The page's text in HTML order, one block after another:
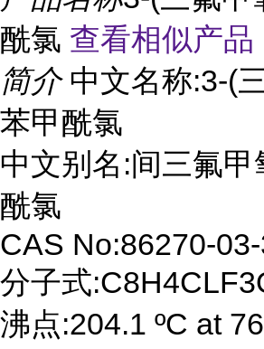
酰氯 查看相似产
简介 中文名称:3-(
苯甲酰氯
中文别名:间三氟甲
酰氯
CAS No:86270-
分子式
沸点:204.1 ºC at